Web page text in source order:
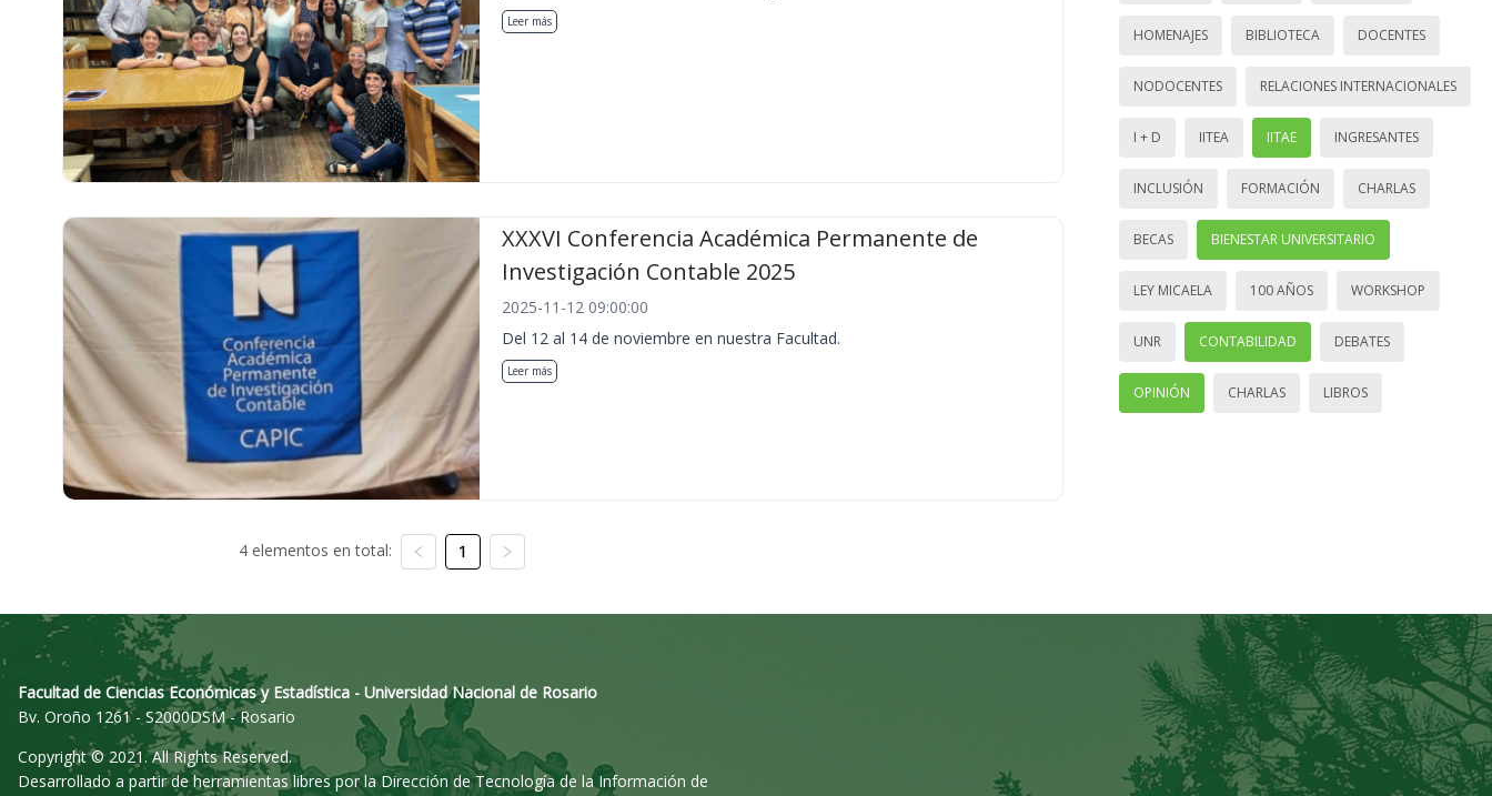
Leer más
XXXVI Conferencia Académica Permanente de
Investigación Contable 2025
2025-11-12 09:00:00
Del 12 al 14 de noviembre en nuestra Facultad.
Leer más
4 elementos en total: 1
HOMENAJES BIBLIOTECA DOCENTES
NODOCENTES RELACIONES INTERNACIONALES
I + D IITEA IITAE INGRESANTES
INCLUSIÓN FORMACIÓN CHARLAS
BECAS BIENESTAR UNIVERSITARIO
LEY MICAELA 100 AÑOS WORKSHOP
UNR CONTABILIDAD DEBATES
OPINIÓN CHARLAS LIBROS
Facultad de Ciencias Económicas y Estadística - Universidad Nacional de Rosario
Bv. Oroño 1261 - S2000DSM - Rosario
Copyright © 2021. All Rights Reserved.
Desarrollado a partir de herramientas libres por la Dirección de Tecnología de la Información de